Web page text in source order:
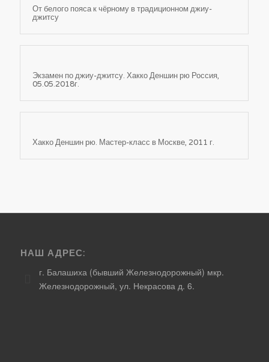
От белого пояса к чёрному в традиционном джиу-
джитсу
Экзамен по джиу-джитсу. Хакко Деншин рю Россия,
05.05.2018г.
Хакко Деншин рю. Мастер-класс в Москве, 2011 г.
НАШ АДРЕС:
г. Балашиха (бывший Железнодорожный) мкр.
Железнодорожный, ул. Некрасова д. 6.